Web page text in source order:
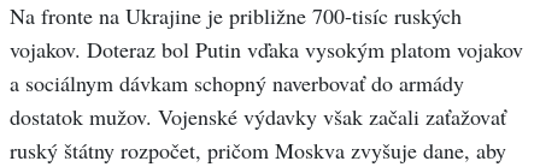
Na fronte na Ukrajine je približne 700-tisíc ruských
vojakov. Doteraz bol Putin vďaka vysokým platom vojakov
a sociálnym dávkam schopný naverbovať do armády
dostatok mužov. Vojenské výdavky však začali zaťažovať
ruský štátny rozpočet, pričom Moskva zvyšuje dane, aby